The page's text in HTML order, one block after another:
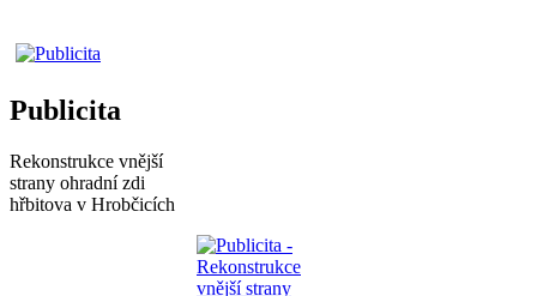
Publicita
Rekonstrukce vnější
strany ohradní zdi
hřbitova v Hrobčicích